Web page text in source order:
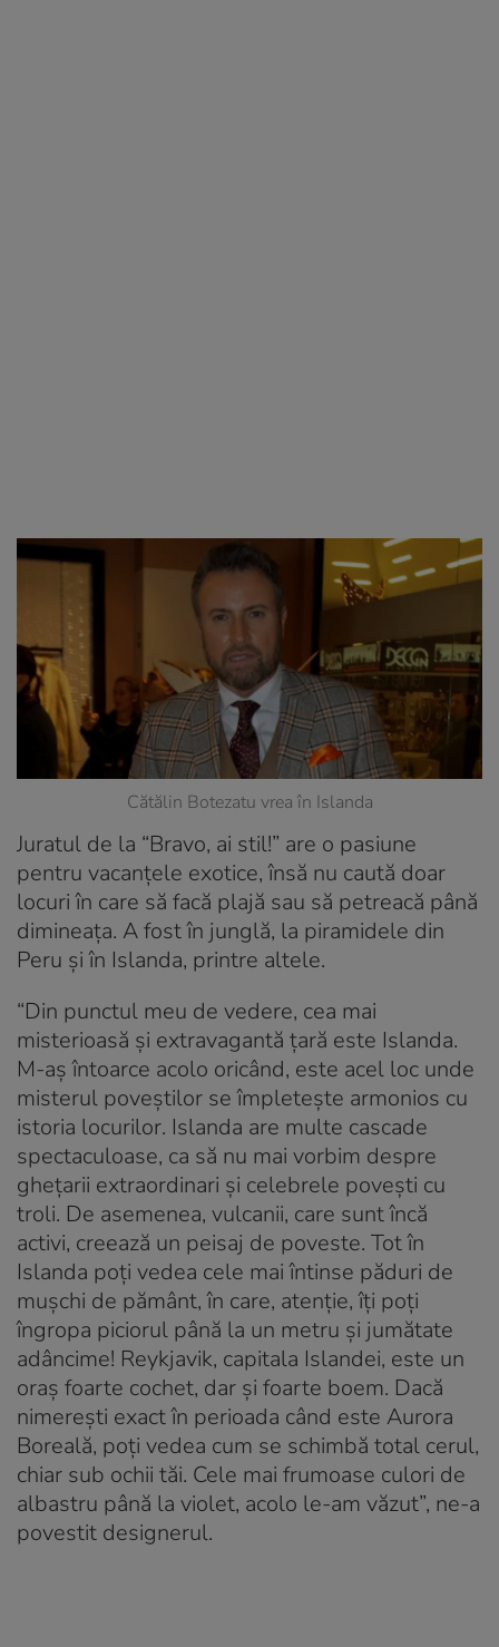
Cătălin Botezatu vrea în Islanda
Juratul de la “Bravo, ai stil!” are o pasiune
pentru vacanțele exotice, însă nu caută doar
locuri în care să facă plajă sau să petreacă până
dimineața. A fost în junglă, la piramidele din
Peru și în Islanda, printre altele.
“Din punctul meu de vedere, cea mai
misterioasă și extravagantă țară este Islanda.
M-aș întoarce acolo oricând, este acel loc unde
misterul poveștilor se împletește armonios cu
istoria locurilor. Islanda are multe cascade
spectaculoase, ca să nu mai vorbim despre
ghețarii extraordinari și celebrele povești cu
troli. De asemenea, vulcanii, care sunt încă
activi, creează un peisaj de poveste. Tot în
Islanda poți vedea cele mai întinse păduri de
mușchi de pământ, în care, atenție, îți poți
îngropa piciorul până la un metru și jumătate
adâncime! Reykjavik, capitala Islandei, este un
oraș foarte cochet, dar și foarte boem. Dacă
nimerești exact în perioada când este Aurora
Boreală, poți vedea cum se schimbă total cerul,
chiar sub ochii tăi. Cele mai frumoase culori de
albastru până la violet, acolo le-am văzut”, ne-a
povestit designerul.